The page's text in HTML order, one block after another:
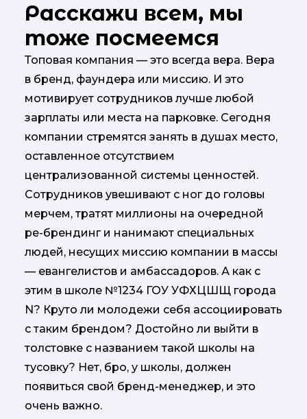
Расскажи всем, мы
тоже посмеемся
Топовая компания — это всегда вера. Вера
в бренд, фаундера или миссию. И это
мотивирует сотрудников лучше любой
зарплаты или места на парковке. Сегодня
компании стремятся занять в душах место,
оставленное отсутствием
централизованной системы ценностей.
Сотрудников увешивают с ног до головы
мерчем, тратят миллионы на очередной
ре-брендинг и нанимают специальных
людей, несущих миссию компании в массы
— евангелистов и амбассадоров. А как с
этим в школе №1234 ГОУ УФХЦШЩ города
N? Круто ли молодежи себя ассоциировать
с таким брендом? Достойно ли выйти в
толстовке с названием такой школы на
тусовку? Нет, бро, у школы, должен
появиться свой бренд-менеджер, и это
очень важно.